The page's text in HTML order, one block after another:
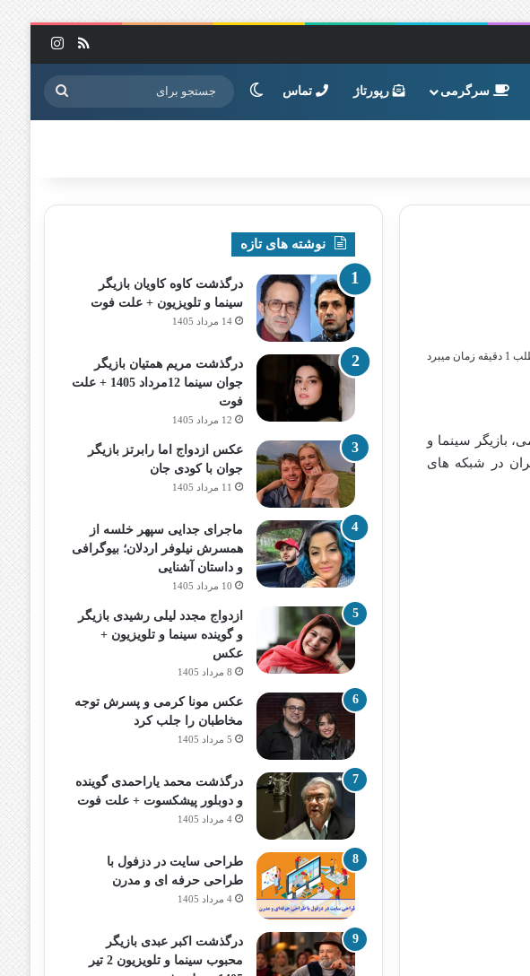
خوراک
سرگرمی رپورتاژ تماس تغییر پوسته جستجو
برای
میبرد
بازیگر سینما و
در شبکه‌ های
نوشته های تازه
درگذشت کاوه کاویان بازیگر
سینما و تلویزیون + علت فوت
14 مرداد 1405
درگذشت مریم همتیان بازیگر
جوان سینما 12مرداد 1405 + علت
فوت
12 مرداد 1405
عکس ازدواج اما رابرتز بازیگر
جوان با کودی جان
11 مرداد 1405
ماجرای جدایی سپهر خلسه از
همسرش نیلوفر اردلان؛ بیوگرافی
و داستان آشنایی
10 مرداد 1405
ازدواج مجدد لیلی رشیدی بازیگر
و گوینده سینما و تلویزیون +
عکس
8 مرداد 1405
عکس مونا کرمی و پسرش توجه
مخاطبان را جلب کرد
5 مرداد 1405
درگذشت محمد یاراحمدی گوینده
و دوبلور پیشکسوت + علت فوت
4 مرداد 1405
طراحی سایت در دزفول با
طراحی حرفه‌ ای و مدرن
4 مرداد 1405
درگذشت اکبر عبدی بازیگر
محبوب سینما و تلویزیون 2 تیر